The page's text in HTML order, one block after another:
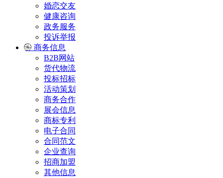
婚恋交友
健康咨询
政务服务
投诉举报
商务信息
B2B网站
货代物流
投标招标
活动策划
商务合作
展会信息
商标专利
电子合同
合同范文
企业查询
招商加盟
其他信息